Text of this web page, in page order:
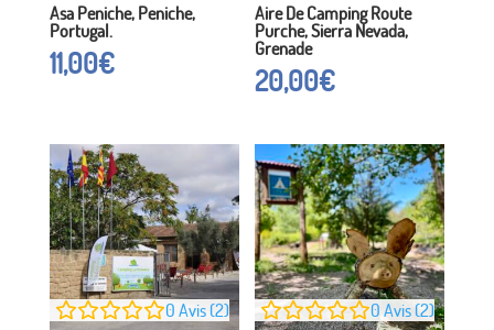
Asa Peniche, Peniche,
Portugal.
11,00€
Aire De Camping Route
Purche, Sierra Nevada,
Grenade
20,00€
0 Avis (2) 0 Avis (2)